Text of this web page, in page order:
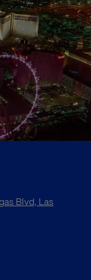
Blvd, Las